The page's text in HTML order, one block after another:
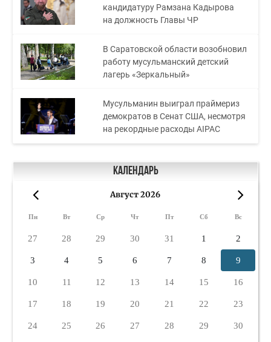
кандидатуру Рамзана Кадырова
на должность Главы ЧР
В Саратовской области возобновил
работу мусульманский детский
лагерь «Зеркальный»
Мусульманин выиграл праймериз
демократов в Сенат США, несмотря
на рекордные расходы AIPAC
Календарь
Август 2026
Пн Вт Ср Чт Пт Сб Вс
27 28 29 30 31 1 2
3 4 5 6 7 8 9
10 11 12 13 14 15 16
17 18 19 20 21 22 23
24 25 26 27 28 29 30